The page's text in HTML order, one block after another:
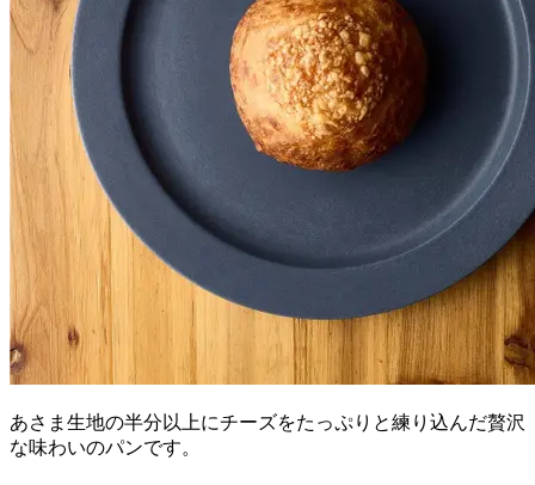
あさま生地の半分以上にチーズをたっぷりと練り込んだ贅沢
な味わいのパンです。